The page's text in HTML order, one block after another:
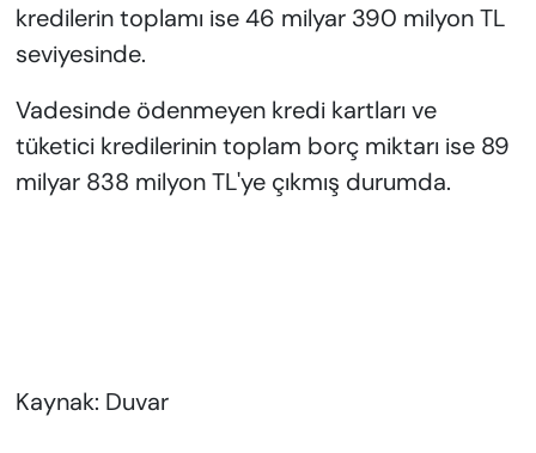
kredilerin toplamı ise 46 milyar 390 milyon TL
seviyesinde.
Vadesinde ödenmeyen kredi kartları ve
tüketici kredilerinin toplam borç miktarı ise 89
milyar 838 milyon TL'ye çıkmış durumda.
Kaynak: Duvar